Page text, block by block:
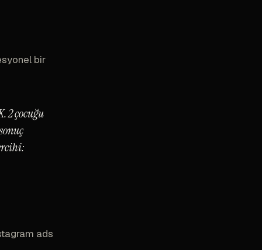
bir
2 çocuğu
ads